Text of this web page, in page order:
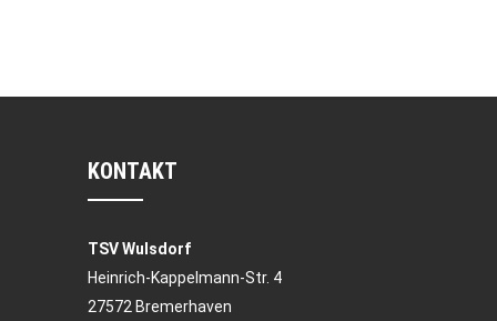
KONTAKT
TSV Wulsdorf
Heinrich-Kappelmann-Str. 4
27572 Bremerhaven